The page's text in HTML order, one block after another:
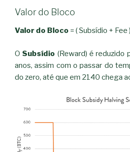
Valor do Bloco
Valor do Bloco = ( Subsídio +
O Subsídio (Reward) é reduzido
anos, assim com o passar do
do zero, até que em 2140 chega